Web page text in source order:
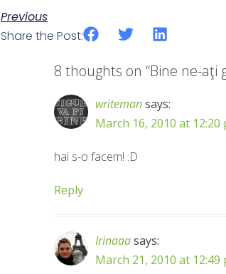
Previous
Share the Post:
8 thoughts on “Bine ne-aţi
writemansays:
March 16, 2010 at 12:20
hai s-o facem! :D
Reply
Irinaaasays:
March 21, 2010 at 12:49